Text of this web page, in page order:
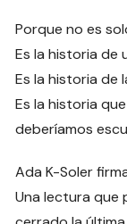
Porque no es
Es la historia de
Es la historia de
Es la historia
deberíamos
Ada K-Soler
Una lectura que